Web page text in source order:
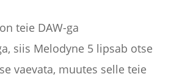
teie DAW-ga
siis Melodyne 5 lipsab otse
vaevata, muutes selle teie